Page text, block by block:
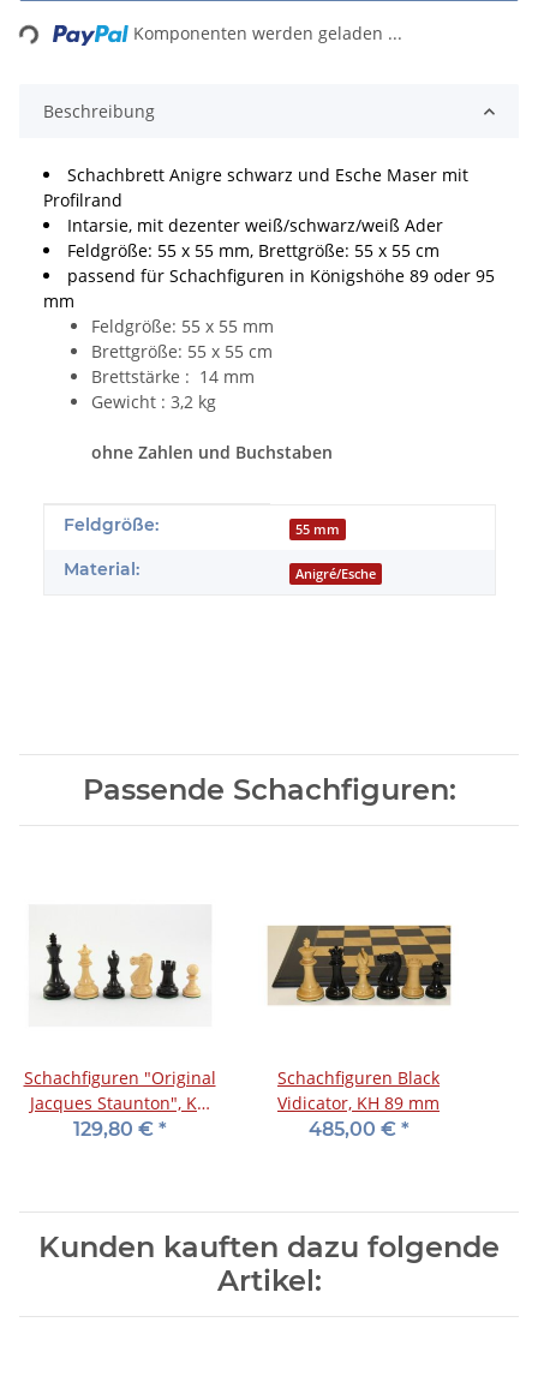
Komponenten werden geladen ...
Beschreibung
Schachbrett Anigre schwarz und Esche Maser mit
Profilrand
Intarsie, mit dezenter weiß/schwarz/weiß Ader
Feldgröße: 55 x 55 mm, Brettgröße: 55 x 55 cm
passend für Schachfiguren in Königshöhe 89 oder 95
mm
Feldgröße: 55 x 55 mm
Brettgröße: 55 x 55 cm
Brettstärke : 14 mm
Gewicht : 3,2 kg
ohne Zahlen und Buchstaben
Produkteigenschaft
Wert
Feldgröße: 55 mm
Material: Anigré/Esche
Passende Schachfiguren:
Schachfiguren "Original
Jacques Staunton", KH
95 mm
129,80 € *
Schachfiguren Black
Vidicator, KH 89 mm
485,00 € *
Kunden kauften dazu folgende
Artikel: